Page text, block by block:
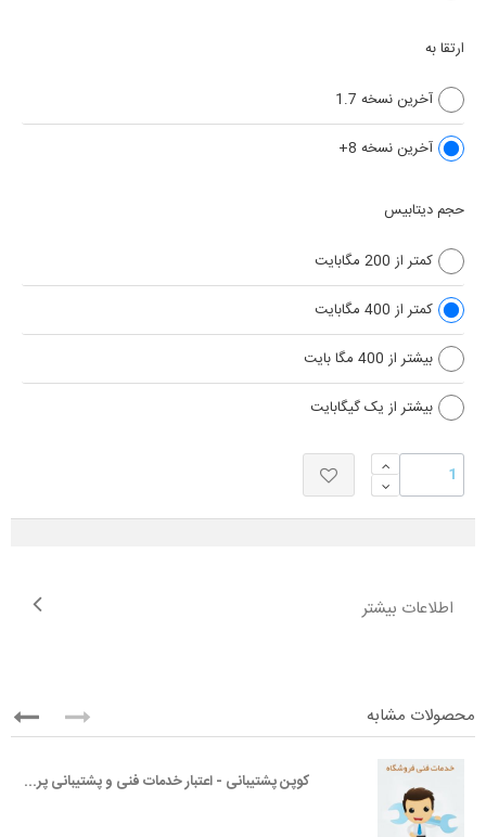
ارتقا به
آخرین نسخه 1.7
آخرین نسخه 8+
حجم دیتابیس
کمتر از 200 مگابایت
کمتر از 400 مگابایت
بیشتر از 400 مگا بایت
بیشتر از یک گیگابایت
اطلاعات بیشتر
محصولات مشابه
کوپن پشتیبانی - اعتبار خدمات فنی و پشتیبانی پرستاشاپ